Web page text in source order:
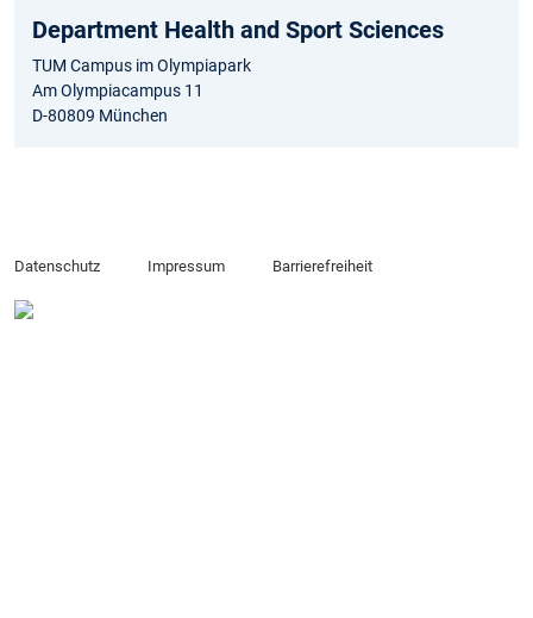
Department Health and Sport Sciences
TUM Campus im Olympiapark
Am Olympiacampus 11
D-80809 München
Datenschutz Impressum Barrierefreiheit